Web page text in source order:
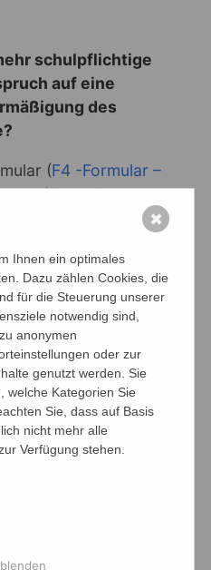
schulpflichtige
auf eine
des
(F4 -Formular –
und fügen Sie
Die Unterlagen sind
geordneten
finden Sie
auch einige Bücher
müssen. Diese sind
aufgeführt.
5
Ihnen ein optimales
Dazu zählen Cookies, die
für die Steuerung unserer
notwendig sind,
anonymen
oder zur
genutzt werden. Sie
welche Kategorien Sie
Sie, dass auf Basis
nicht mehr alle
Verfügung stehen.
✖